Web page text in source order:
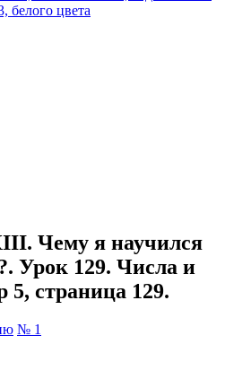
Чему я научился
Урок 129. Числа и
страница 129.
№ 1